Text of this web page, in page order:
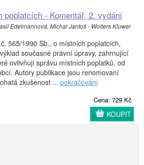
poplatcích - Komentář, 2. vydání
Edelmannová, Michal Jantoš - Wolters Kluwer
565/1990 Sb., o místních poplatcích,
současné právní úpravy, zahrnující
ovlivňují správu místních poplatků, od
Autory publikace jsou renomovaní
zkušenost ... pokračování
Cena: 729 Kč
KOUPIT